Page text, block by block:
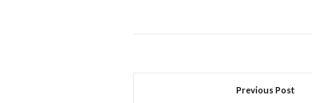
Previous Post